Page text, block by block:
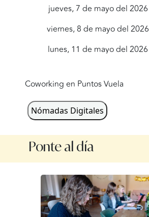
jueves, 7 de mayo del
viernes, 8 de mayo del
lunes, 11 de mayo del
miércoles, 13 de mayo del
jueves, 14 de mayo del 2026
lunes, 18 de mayo del 2026
miércoles, 20 de mayo del
jueves, 21 de mayo del
Coworking en Puntos Vuela
Nómadas Digitales
Ponte al día